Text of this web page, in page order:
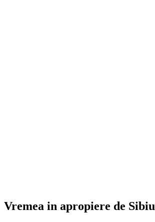
Vremea in apropiere de Sibiu